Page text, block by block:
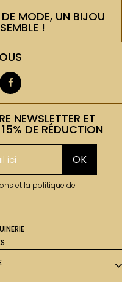
MODE, UN BIJOU
!
NEWSLETTER ET
DE RÉDUCTION
OK
et la politique de